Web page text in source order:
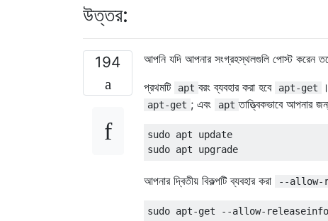
উত্তর:
194
আপনি যদি আপনার সংগ্রহস্থলগুলি পোস্ট করেন
প্রথমটি
apt বরং ব্যবহার করা হবে apt-get
apt-get ; এবং apt তাত্ত্বিকভাবে আপনার
sudo apt update
আপনার দ্বিতীয় বিকল্পটি ব্যবহার করা --allow-